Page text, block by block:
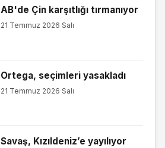
AB'de Çin karşıtlığı tırmanıyor
21 Temmuz 2026 Salı
Ortega, seçimleri yasakladı
21 Temmuz 2026 Salı
Savaş, Kızıldeniz’e yayılıyor